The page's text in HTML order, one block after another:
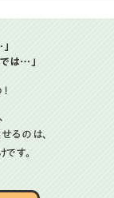
は…」
るのは、
です。